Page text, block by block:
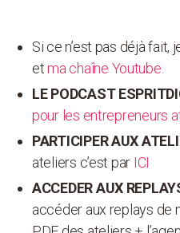
Si ce n’est pas déjà fait,
etma chaîne Youtube.
LE PODCAST
pour les entrepreneurs
PARTICIPER AUX
ateliers c’est par ICI
ACCEDER AUX
accéder aux replays de